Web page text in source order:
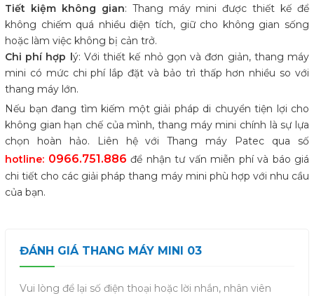
Tiết kiệm không gian: Thang máy mini được thiết kế để
không chiếm quá nhiều diện tích, giữ cho không gian sống
hoặc làm việc không bị cản trở.
Chi phí hợp l ý: Với thiết kế nhỏ gọn và đơn giản, thang máy
mini có mức chi phí lắp đặt và bảo trì thấp hơn nhiều so với
thang máy lớn.
Nếu bạn đang tìm kiếm một giải pháp di chuyển tiện lợi cho
không gian hạn chế của mình, thang máy mini chính là sự lựa
chọn hoàn hảo. Liên hệ với Thang máy Patec qua số
hotline: 0966.751.886 để nhận tư vấn miễn phí và báo giá
chi tiết cho các giải pháp thang máy mini phù hợp với nhu cầu
của bạn.
ĐÁNH GIÁ THANG MÁY MINI 03
Vui lòng để lại số điện thoại hoặc lời nhắn, nhân viên